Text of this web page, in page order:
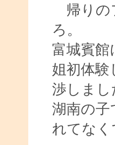
帰りの
ろ。
富城賓館
姐初体験
渉しまし
湖南の子
れてな